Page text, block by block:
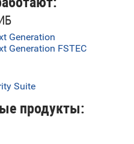
Generation
Generation FSTEC
Suite
продукты: